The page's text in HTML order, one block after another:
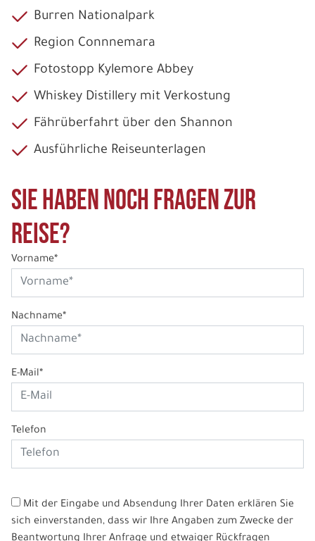
Burren Nationalpark
Region Connnemara
Fotostopp Kylemore Abbey
Whiskey Distillery mit Verkostung
Fährüberfahrt über den Shannon
Ausführliche Reiseunterlagen
Sie haben noch Fragen zur
Reise?
Vorname*
Nachname*
E-Mail*
Telefon
Mit der Eingabe und Absendung Ihrer Daten erklären Sie
sich einverstanden, dass wir Ihre Angaben zum Zwecke der
Beantwortung Ihrer Anfrage und etwaiger Rückfragen